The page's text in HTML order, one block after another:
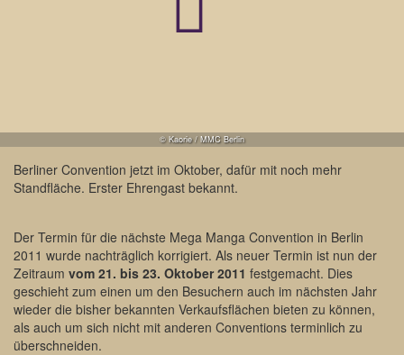
© Kaorie / MMC Berlin
Berliner Convention jetzt im Oktober, dafür mit noch mehr
Standfläche. Erster Ehrengast bekannt.
Der Termin für die nächste Mega Manga Convention in Berlin
2011 wurde nachträglich korrigiert. Als neuer Termin ist nun der
Zeitraum vom 21. bis 23. Oktober 2011 festgemacht. Dies
geschieht zum einen um den Besuchern auch im nächsten Jahr
wieder die bisher bekannten Verkaufsflächen bieten zu können,
als auch um sich nicht mit anderen Conventions terminlich zu
überschneiden.